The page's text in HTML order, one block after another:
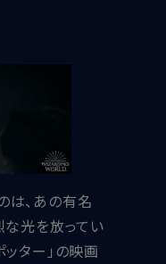
は、あの有名
な光を放ってい
ッター」の映画